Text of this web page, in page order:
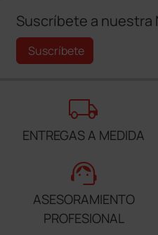
Suscríbete a
Suscríbete
local_shipping
ENTREGAS A MEDIDA
support_agent
ASESORAMIENTO
PROFESIONAL